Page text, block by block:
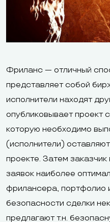
Интеграция с
CRM
Нет
системами
аналитики
Онлайн-оплата
Фриланс — отличный
представляет собой
исполнители находят
опубликовывает проект
которую необходимо
(исполнители)
проекте. Затем
заявок наиболее
фрилансера, портфолио
безопасности сделки
предлагают т.н.